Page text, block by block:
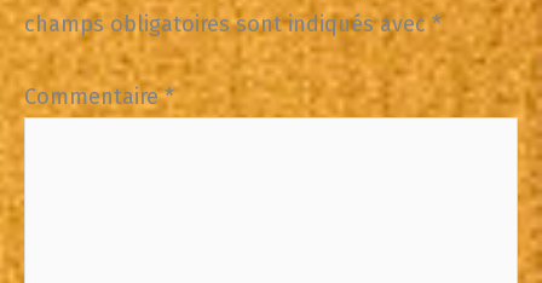
champs obligatoires sont indiqués avec*
Commentaire*